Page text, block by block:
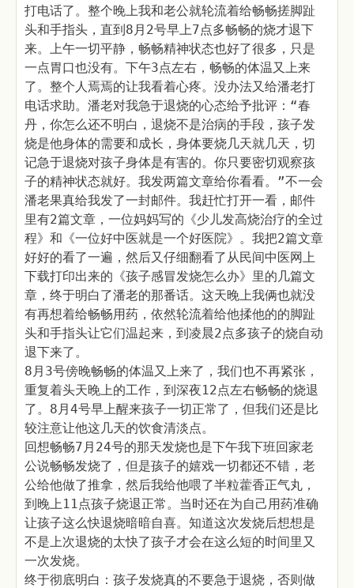
打电话了。整个晚上我和老公就轮流着给畅畅搓脚趾
头和手指头，直到8月2号早上7点多畅畅的烧才退下
来。上午一切平静，畅畅精神状态也好了很多，只是
一点胃口也没有。下午3点左右，畅畅的体温又上来
了。整个人焉焉的让我看着心疼。没办法又给潘老打
电话求助。潘老对我急于退烧的心态给予批评：“春
丹，你怎么还不明白，退烧不是治病的手段，孩子发
烧是他身体的需要和成长，身体要烧几天就几天，切
记急于退烧对孩子身体是有害的。你只要密切观察孩
子的精神状态就好。我发两篇文章给你看看。”不一会
潘老果真给我发了一封邮件。我赶忙打开一看，邮件
里有2篇文章，一位妈妈写的《少儿发高烧治疗的全过
程》和《一位好中医就是一个好医院》。我把2篇文章
好好的看了一遍，然后又仔细翻看了从民间中医网上
下载打印出来的《孩子感冒发烧怎么办》里的几篇文
章，终于明白了潘老的那番话。这天晚上我俩也就没
有再想着给畅畅用药，依然轮流着给他揉他的的脚趾
头和手指头让它们温起来，到凌晨2点多孩子的烧自动
退下来了。
8月3号傍晚畅畅的体温又上来了，我们也不再紧张，
重复着头天晚上的工作，到深夜12点左右畅畅的烧退
了。8月4号早上醒来孩子一切正常了，但我们还是比
较注意让他这几天的饮食清淡点。
回想畅畅7月24号的那天发烧也是下午我下班回家老
公说畅畅发烧了，但是孩子的嬉戏一切都还不错，老
公给他做了推拿，然后我给他喂了半粒藿香正气丸，
到晚上11点孩子烧退正常。当时还在为自己用药准确
让孩子这么快退烧暗暗自喜。知道这次发烧后想想是
不是上次退烧的太快了孩子才会在这么短的时间里又
一次发烧。
终于彻底明白：孩子发烧真的不要急于退烧，否则做